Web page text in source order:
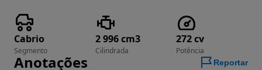
Cabrio
Segmento
2 996 cm3
Cilindrada
272 cv
Potência
Anotações Reportar